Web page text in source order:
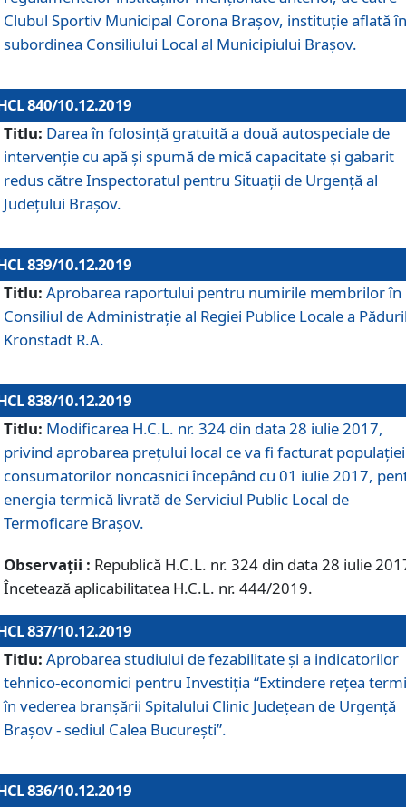
Clubul Sportiv Municipal Corona Braşov, instituție aflată în
subordinea Consiliului Local al Municipiului Brașov.
840/10.12.2019
Titlu: Darea în folosință gratuită a două autospeciale de
intervenție cu apă și spumă de mică capacitate și gabarit
redus către Inspectoratul pentru Situaţii de Urgenţă al
Judeţului Brașov.
839/10.12.2019
Titlu: Aprobarea raportului pentru numirile membrilor în
Consiliul de Administraţie al Regiei Publice Locale a
Kronstadt R.A.
838/10.12.2019
Titlu: Modificarea H.C.L. nr. 324 din data 28 iulie 2017,
privind aprobarea preţului local ce va fi facturat
consumatorilor noncasnici începând cu 01 iulie 2017,
energia termică livrată de Serviciul Public Local de
Termoficare Braşov.
Observații : Republică H.C.L. nr. 324 din data 28 iulie
Încetează aplicabilitatea H.C.L. nr. 444/2019.
837/10.12.2019
Titlu: Aprobarea studiului de fezabilitate și a indicatorilor
tehnico-economici pentru Investiția “Extindere rețea
în vederea branșării Spitalului Clinic Județean de Urgență
Brașov - sediul Calea București”.
836/10.12.2019